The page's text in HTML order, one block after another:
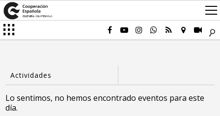
Lo sentimos, no hemos encontrado eventos para este
día.